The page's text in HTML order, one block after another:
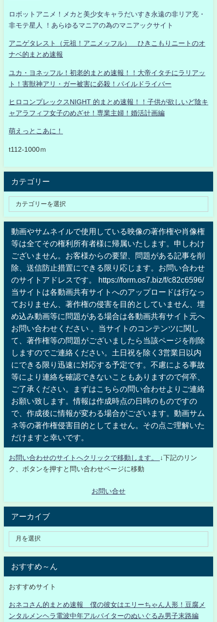
ロボットアニメ！メカと美少女キャラだいすき永遠の非リア充・
非モテ星人 ！あらゆるマニアの為のマニアックサイト
アニゲタレスト（元祖！アニメッフル） ひきこもりニートのオ
ナベ的まとめ速報
ユカ・ヨネッフル！初老的まとめ速報！！大帝イタチにラリアッ
ト！害獣神アリ・ガー被害に必殺！パイルドライバー
ヒロコンプレックスNIGHT 的まとめ速報！！子供が欲しいど陰キ
ャアラフィフ女子のめざせ！専業主婦！婚活計画編
萌えっとこあに！
t112-1000ｍ
カテゴリー
動画やサムネイルで使用している映像の著作権や肖像権
等は全てその権利所有者様に帰属いたします。申しわけ
ございません。お客様からの要望、問題がある記事を削
除、送信防止措置にできる限り応じます。お問い合わせ
のサイトアドレスです。 https://form.os7.biz/f/c82c6596/
当サイトは各動画共有サイトへのアップロードは行なっ
ておりません、著作権の侵害を目的としていません、埋
め込み動画等に問題がある場合は各動画共有サイト元へ
お問い合わせください 。当サイトのコンテンツに関し
て、著作権等の問題がございましたら当該ページを削除
しますのでご連絡ください。土日祝を除く3営業日以内
にできる限り迅速に対応する予定です。不慮による事故
等により連絡を確認できないこともありますので何卒、
ご了承ください。まずはこちらの問い合わせよりご連絡
お願い致します。情報は作成時点の日時のものですの
で、作成後に情報が変わる場合がございます。動画サム
ネ等の著作権侵害目的としてません。その点ご理解いた
だけますと幸いです。
お問い合わせのサイトへクリックで移動します。
↓下記のリン
ク、ボタンを押すと問い合わせページに移動
お問い合せ
アーカイブ
おすすめ～ん
おすすめサイト
おネコさん的まとめ速報 僕の彼女はエリーちゃん人形！豆腐メ
ンタルメンヘラ電波中年アルバイターのぬいぐるみ男子末路編